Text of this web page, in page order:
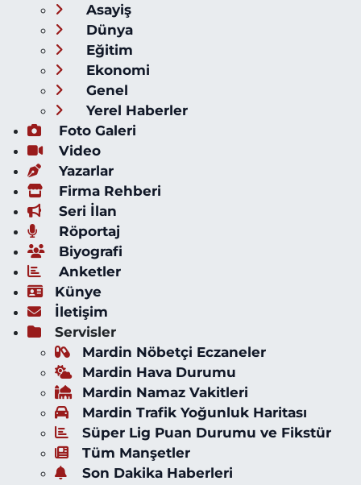
Asayiş
Dünya
Eğitim
Ekonomi
Genel
Yerel Haberler
Foto Galeri
Video
Yazarlar
Firma Rehberi
Seri İlan
Röportaj
Biyografi
Anketler
Künye
İletişim
Servisler
Mardin Nöbetçi Eczaneler
Mardin Hava Durumu
Mardin Namaz Vakitleri
Mardin Trafik Yoğunluk Haritası
Süper Lig Puan Durumu ve Fikstür
Tüm Manşetler
Son Dakika Haberleri